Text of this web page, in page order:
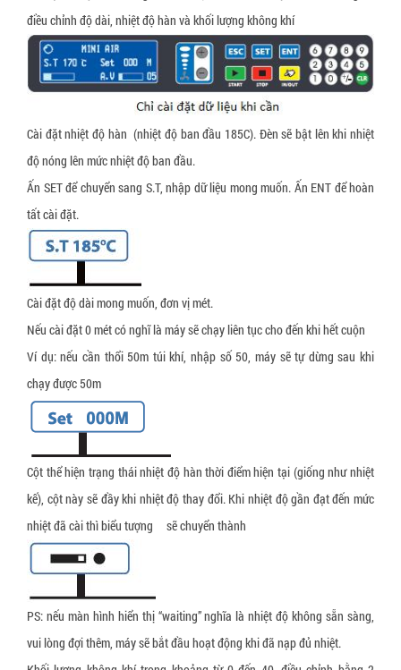
điều chỉnh độ dài, nhiệt độ hàn và khối lượng không khí
Cài đặt nhiệt độ hàn (nhiệt độ ban đầu 185C). Đèn sẽ bật lên khi nhiệt
độ nóng lên mức nhiệt độ ban đầu.
Ấn SET để chuyển sang S.T, nhập dữ liệu mong muốn. Ấn ENT để hoàn
tất cài đặt.
Cài đặt độ dài mong muốn, đơn vị mét.
Nếu cài đặt 0 mét có nghĩ là máy sẽ chạy liên tục cho đến khi hết cuộn
Ví dụ: nếu cần thổi 50m túi khí, nhập số 50, máy sẽ tự dừng sau khi
chạy được 50m
Cột thể hiện trạng thái nhiệt độ hàn thời điểm hiện tại (giống như nhiệt
kế), cột này sẽ đầy khi nhiệt độ thay đổi. Khi nhiệt độ gần đạt đến mức
nhiệt đã cài thì biểu tượng sẽ chuyển thành
PS: nếu màn hình hiển thị “waiting” nghĩa là nhiệt độ không sẵn sàng,
vui lòng đợi thêm, máy sẽ bắt đầu hoạt động khi đã nạp đủ nhiệt.